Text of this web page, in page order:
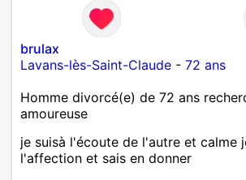
brulax
Lavans-lès-Saint-Claude - 72 ans
Homme divorcé(e) de 72 ans
amoureuse
je suisà l'écoute de l'autre et calme
l'affection et sais en donner